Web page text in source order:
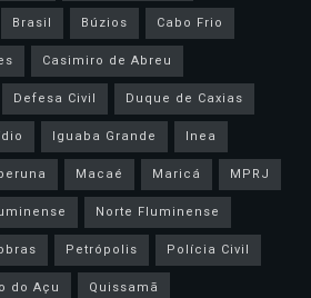
Brasil Búzios
Cabo Frio
Casimiro de Abreu
Defesa Civil
Duque de Caxias
Iguaba Grande
Inea
Macaé Maricá
MPRJ
Norte Fluminense
Petrópolis
Polícia Civil
do Açu
Quissamã